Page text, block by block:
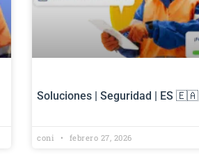
Soluciones | Seguridad | ES 🇪🇦
coni febrero 27, 2026